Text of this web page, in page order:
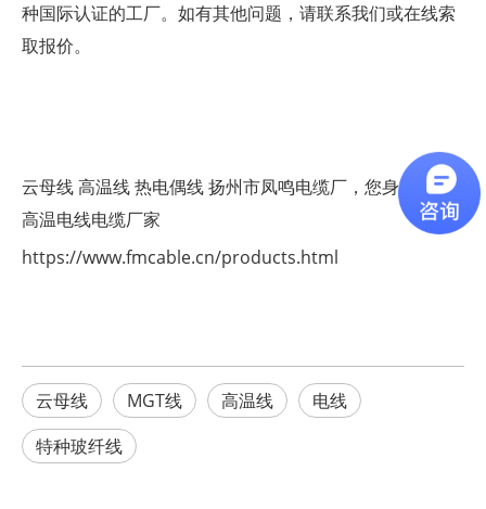
种国际认证的工厂。如有其他问题，请联系我们或在线索
取报价。
云母线高温线热电偶线扬州市凤鸣电缆厂，您身边的耐
高温电线电缆厂家
https://www.fmcable.cn/products.html
云母线 MGT线 高温线
电线
特种玻纤线